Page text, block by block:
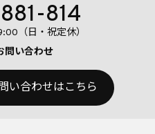
814
（日・祝定休）
問い合わせ
い合わせはこちら